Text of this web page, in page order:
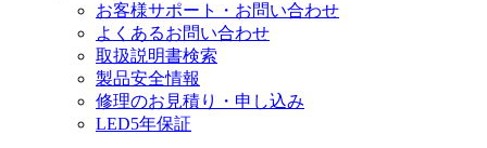
お客様サポート・お問い合わせ
よくあるお問い合わせ
取扱説明書検索
製品安全情報
修理のお見積り・申し込み
LED5年保証